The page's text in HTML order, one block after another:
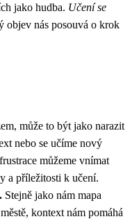
jako hudba. Učení se
objev nás posouvá o krok
může to být jako narazit
nebo se učíme nový
můžeme vnímat
a příležitosti k učení.
Stejně jako nám mapa
kontext nám pomáhá